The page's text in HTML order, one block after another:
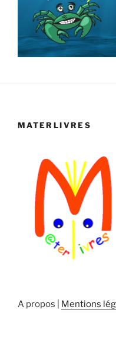
MATERLIVRES
A propos | Mentions